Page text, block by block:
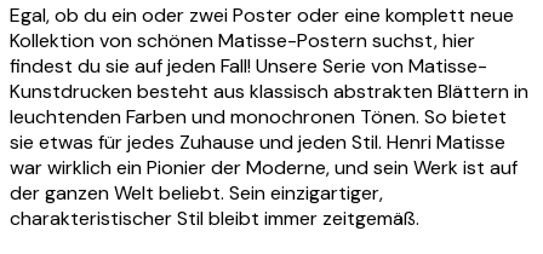
Egal, ob du ein oder zwei Poster oder eine komplett neue
Kollektion von schönen Matisse-Postern suchst, hier
findest du sie auf jeden Fall! Unsere Serie von Matisse-
Kunstdrucken besteht aus klassisch abstrakten Blättern in
leuchtenden Farben und monochronen Tönen. So bietet
sie etwas für jedes Zuhause und jeden Stil. Henri Matisse
war wirklich ein Pionier der Moderne, und sein Werk ist auf
der ganzen Welt beliebt. Sein einzigartiger,
charakteristischer Stil bleibt immer zeitgemäß.